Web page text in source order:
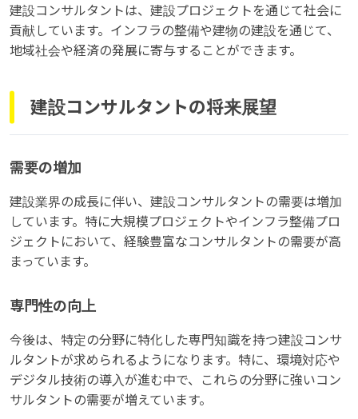
建設コンサルタントは、建設プロジェクトを通じて社会に
貢献しています。インフラの整備や建物の建設を通じて、
地域社会や経済の発展に寄与することができます。
建設コンサルタントの将来展望
需要の増加
建設業界の成長に伴い、建設コンサルタントの需要は増加
しています。特に大規模プロジェクトやインフラ整備プロ
ジェクトにおいて、経験豊富なコンサルタントの需要が高
まっています。
専門性の向上
今後は、特定の分野に特化した専門知識を持つ建設コンサ
ルタントが求められるようになります。特に、環境対応や
デジタル技術の導入が進む中で、これらの分野に強いコン
サルタントの需要が増えています。